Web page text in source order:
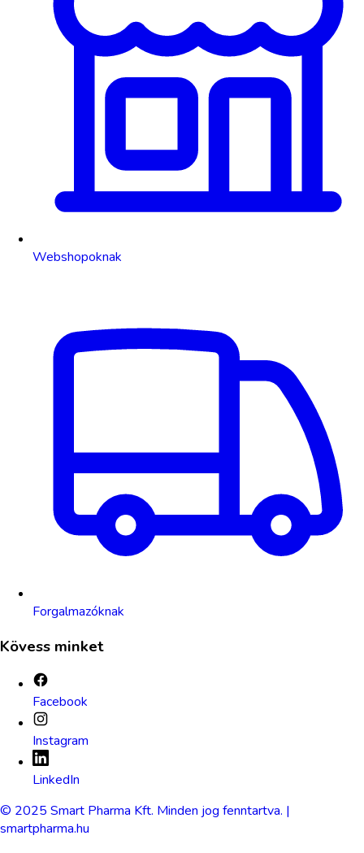
Webshopoknak
Forgalmazóknak
Kövess minket
Facebook
Instagram
LinkedIn
© 2025 Smart Pharma Kft. Minden jog fenntartva. |
smartpharma.hu